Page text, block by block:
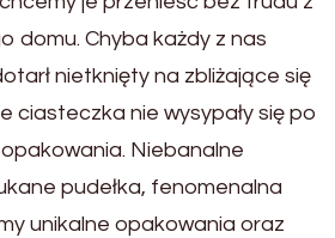
domu. Chyba każdy z nas
nietknięty na zbliżające się
ciasteczka nie wysypały się po
Niebanalne
pudełka, fenomenalna
unikalne opakowania oraz